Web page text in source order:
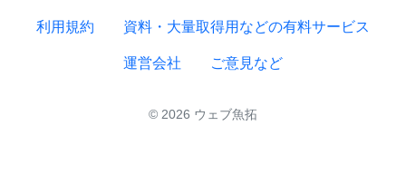
利用規約 資料・大量取得用などの有料サービス
運営会社 ご意見など
© 2026 ウェブ魚拓